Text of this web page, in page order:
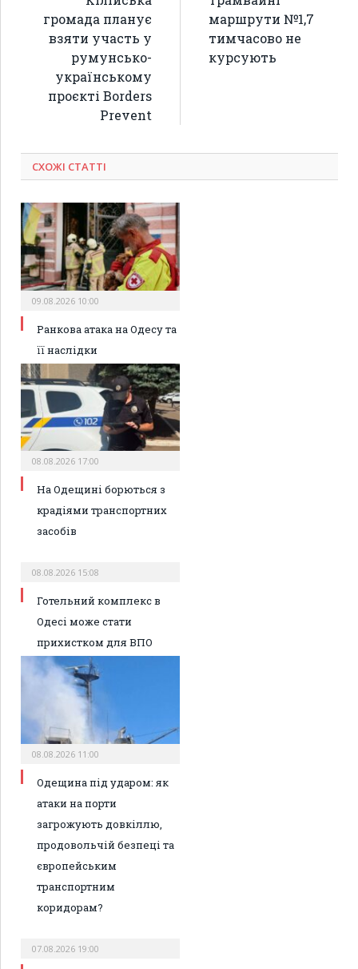
громада планує
взяти участь у
румунсько-
українському
проєкті Borders
Prevent
маршрути №1,7
тимчасово не
курсують
СХОЖІ СТАТТІ
09.08.2026 10:00
Ранкова атака на Одесу та
її наслідки
08.08.2026 17:00
На Одещині борються з
крадіями транспортних
засобів
08.08.2026 15:08
Готельний комплекс в
Одесі може стати
прихистком для ВПО
08.08.2026 11:00
Одещина під ударом: як
атаки на порти
загрожують довкіллю,
продовольчій безпеці та
європейським
транспортним
коридорам?
07.08.2026 19:00